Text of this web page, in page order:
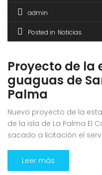
admin
Posted in Noticias
Proyecto de la
guaguas de
Palma
Nuevo proyecto de la
de la isla de La Palma El
sacado a licitación el
transporte de Santa Cruz
facultativa de las obras
Leer más